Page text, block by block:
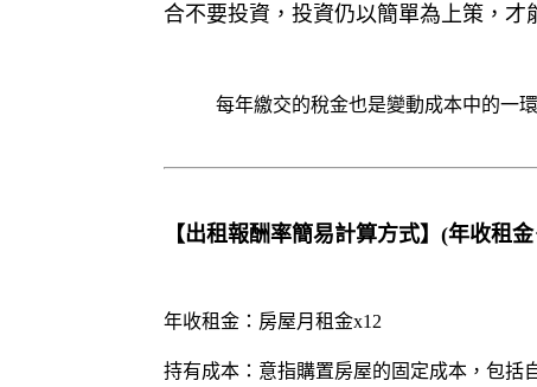
合不要投資，投資仍以簡單為上策，才
每年繳交的稅金也是變動成本中的一環
【出租報酬率簡易計算方式】(年收租
年收租金：房屋月租金x12
持有成本：意指購置房屋的固定成本，包括